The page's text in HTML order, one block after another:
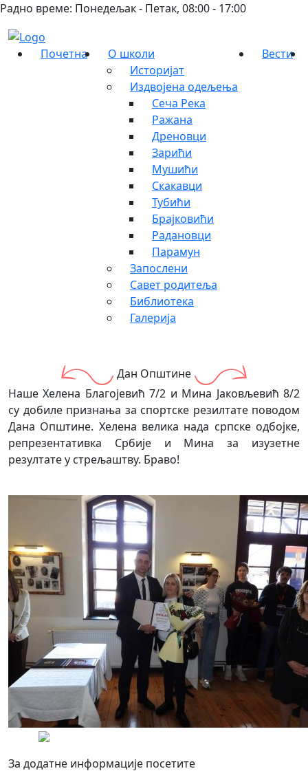
Радно време: Понедељак - Петак, 08:00 - 17:00
Почетна
О школи
Историјат
Издвојена одељења
Сеча Река
Ражана
Дреновци
Зарићи
Мушићи
Скакавци
Тубићи
Брајковићи
Радановци
Парамун
Запослени
Савет родитеља
Библиотека
Галерија
Вести
Дан Општине
Наше Хелена Благојевић 7/2 и Мина Јаковљевић 8/2
су добиле признања за спортске резилтате поводом
Дана Општине. Хелена велика нада српске одбојке,
репрезентативка Србије и Мина за изузетне
резултате у стрељаштву. Браво!
За додатне информације посетите